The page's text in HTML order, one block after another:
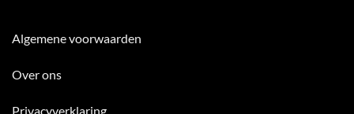
Algemene voorwaarden
Over ons
Privacyverklaring